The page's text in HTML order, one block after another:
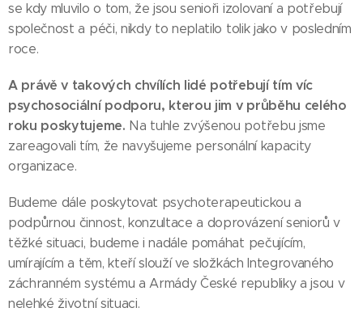
se kdy mluvilo o tom, že jsou senioři izolovaní a potřebují
společnost a péči, nikdy to neplatilo tolik jako v posledním
roce.
A právě v takových chvílích lidé potřebují tím víc
psychosociální podporu, kterou jim v průběhu celého
roku poskytujeme. Na tuhle zvýšenou potřebu jsme
zareagovali tím, že navyšujeme personální kapacity
organizace.
Budeme dále poskytovat psychoterapeutickou a
podpůrnou činnost, konzultace a doprovázení seniorů v
těžké situaci, budeme i nadále pomáhat pečujícím,
umírajícím a těm, kteří slouží ve složkách Integrovaného
záchranném systému a Armády České republiky a jsou v
nelehké životní situaci.